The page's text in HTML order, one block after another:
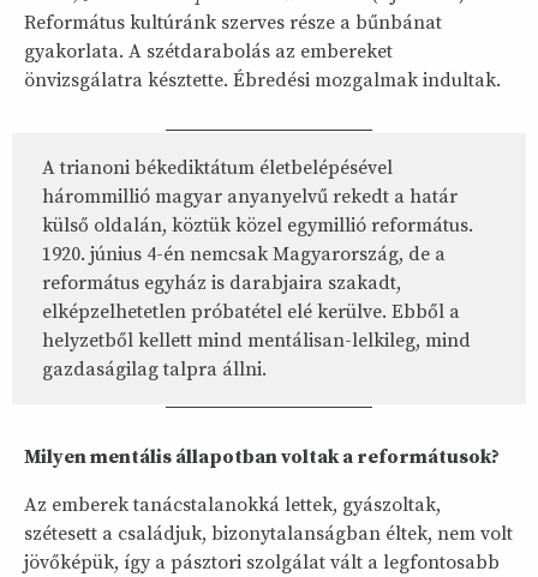
Református kultúránk szerves része a bűnbánat
gyakorlata. A szétdarabolás az embereket
önvizsgálatra késztette. Ébredési mozgalmak indultak.
A trianoni békediktátum életbelépésével
hárommillió magyar anyanyelvű rekedt a határ
külső oldalán, köztük közel egymillió református.
1920. június 4-én nemcsak Magyarország, de a
református egyház is darabjaira szakadt,
elképzelhetetlen próbatétel elé kerülve. Ebből a
helyzetből kellett mind mentálisan-lelkileg, mind
gazdaságilag talpra állni.
Milyen mentális állapotban voltak a reformátusok?
Az emberek tanácstalanokká lettek, gyászoltak,
szétesett a családjuk, bizonytalanságban éltek, nem volt
jövőképük, így a pásztori szolgálat vált a legfontosabb